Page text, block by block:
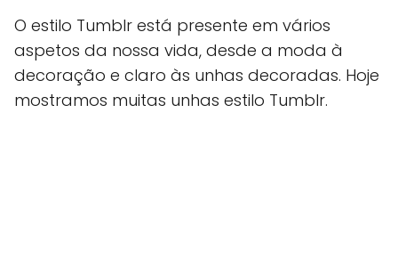
O estilo Tumblr está presente em vários
aspetos da nossa vida, desde a moda à
decoração e claro às unhas decoradas. Hoje
mostramos muitas unhas estilo Tumblr.